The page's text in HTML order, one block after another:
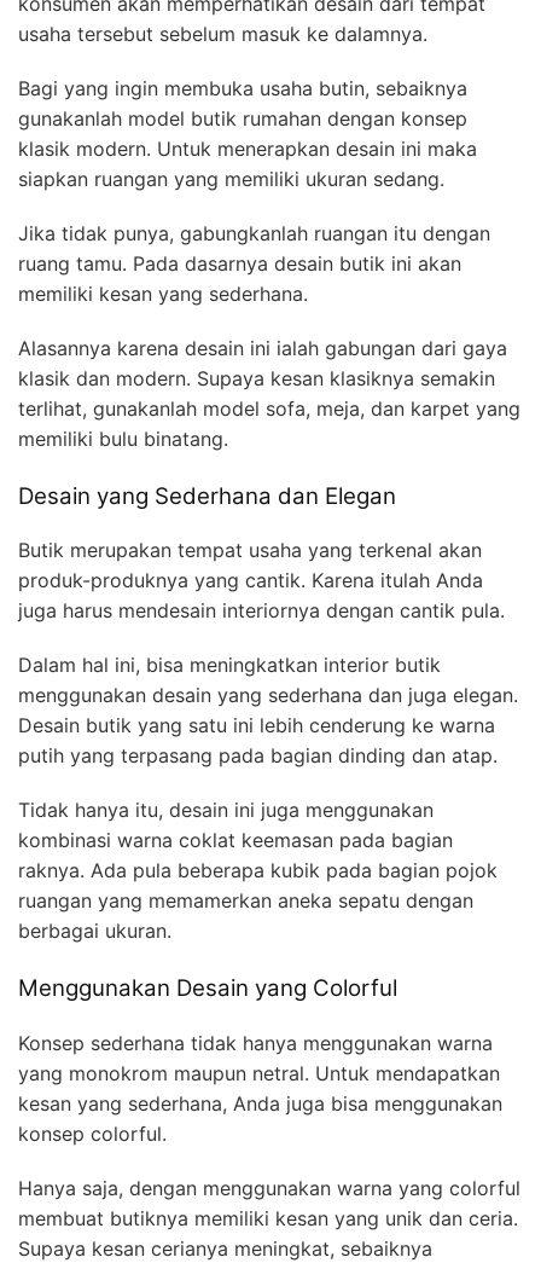
usaha tersebut sebelum masuk ke dalamnya.
Bagi yang ingin membuka usaha butin, sebaiknya
gunakanlah model butik rumahan dengan konsep
klasik modern. Untuk menerapkan desain ini maka
siapkan ruangan yang memiliki ukuran sedang.
Jika tidak punya, gabungkanlah ruangan itu dengan
ruang tamu. Pada dasarnya desain butik ini akan
memiliki kesan yang sederhana.
Alasannya karena desain ini ialah gabungan dari gaya
klasik dan modern. Supaya kesan klasiknya semakin
terlihat, gunakanlah model sofa, meja, dan karpet yang
memiliki bulu binatang.
Desain yang Sederhana dan Elegan
Butik merupakan tempat usaha yang terkenal akan
produk-produknya yang cantik. Karena itulah Anda
juga harus mendesain interiornya dengan cantik pula.
Dalam hal ini, bisa meningkatkan interior butik
menggunakan desain yang sederhana dan juga elegan.
Desain butik yang satu ini lebih cenderung ke warna
putih yang terpasang pada bagian dinding dan atap.
Tidak hanya itu, desain ini juga menggunakan
kombinasi warna coklat keemasan pada bagian
raknya. Ada pula beberapa kubik pada bagian pojok
ruangan yang memamerkan aneka sepatu dengan
berbagai ukuran.
Menggunakan Desain yang Colorful
Konsep sederhana tidak hanya menggunakan warna
yang monokrom maupun netral. Untuk mendapatkan
kesan yang sederhana, Anda juga bisa menggunakan
konsep colorful.
Hanya saja, dengan menggunakan warna yang colorful
membuat butiknya memiliki kesan yang unik dan ceria.
Supaya kesan cerianya meningkat, sebaiknya